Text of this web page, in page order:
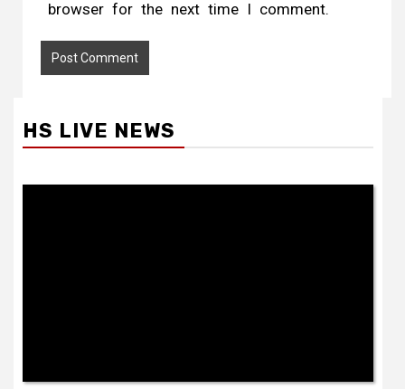
browser for the next time I comment.
HS LIVE NEWS